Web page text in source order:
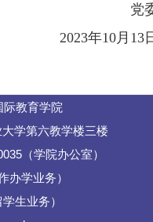
党
2023年10 月 13
际教育学院
学第六教学楼三楼
（学院办公室）
学业务）
业务）